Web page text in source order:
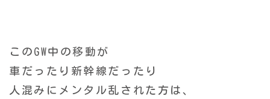
このGW中の移動が
車だったり新幹線だったり
人混みにメンタル乱された方は、